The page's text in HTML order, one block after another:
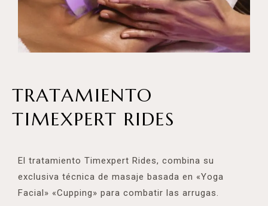
TRATAMIENTO
TIMEXPERT RIDES
El tratamiento Timexpert Rides, combina su
exclusiva técnica de masaje basada en «Yoga
Facial» «Cupping» para combatir las arrugas.